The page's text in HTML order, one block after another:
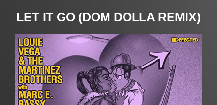
LET IT GO (DOM DOLLA REMIX)